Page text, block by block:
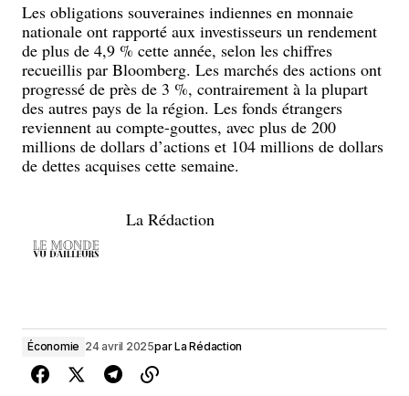
Les obligations souveraines indiennes en monnaie
nationale ont rapporté aux investisseurs un rendement
de plus de 4,9 % cette année, selon les chiffres
recueillis par Bloomberg. Les marchés des actions ont
progressé de près de 3 %, contrairement à la plupart
des autres pays de la région. Les fonds étrangers
reviennent au compte-gouttes, avec plus de 200
millions de dollars d’actions et 104 millions de dollars
de dettes acquises cette semaine.
La Rédaction
Économie 24 avril 2025parLa Rédaction